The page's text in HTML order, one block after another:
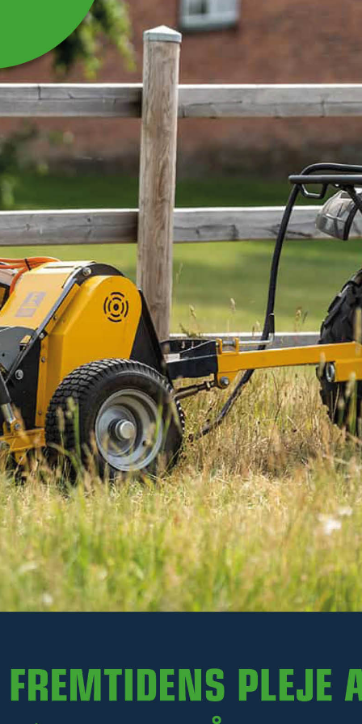
REMSKIVE 140 MM 2
SPOR TIL PARKKLIPPER
Remskive 140 mm 2 spor til parkklipper FM180.
Læs mere
287 kr
Ekskl. moms
På lager
- +
LÆG I KURV
Varenr. R35-FM180.015